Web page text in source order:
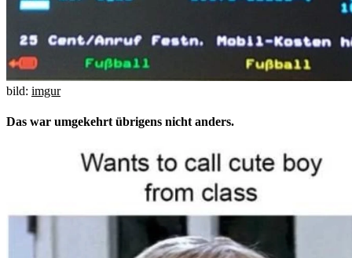
bild: imgur
Das war umgekehrt übrigens nicht anders.